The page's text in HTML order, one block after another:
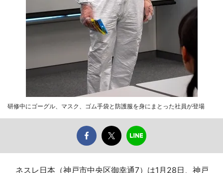
研修中にゴーグル、マスク、ゴム手袋と防護服を身にまとった社員が登場
ネスレ日本（神戸市中央区御幸通7）は1月28日、神戸